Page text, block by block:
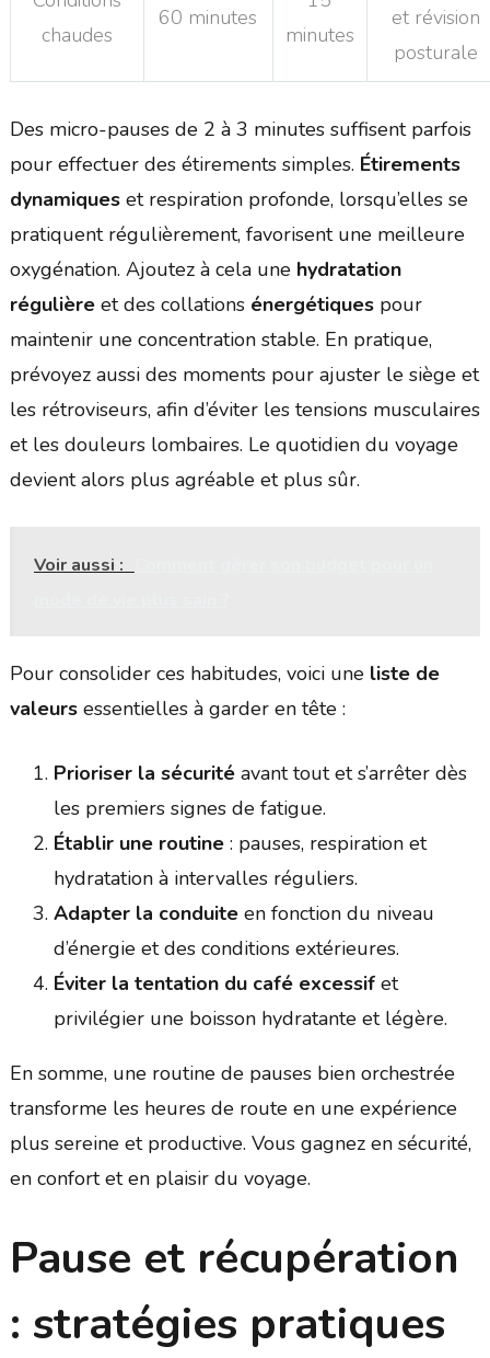
chaudes
60 minutes
minutes
et révision
posturale
Des micro-pauses de 2 à 3 minutes suffisent parfois
pour effectuer des étirements simples. Étirements
dynamiqueset respiration profonde, lorsqu’elles se
pratiquent régulièrement, favorisent une meilleure
oxygénation. Ajoutez à cela une hydratation
régulièreet des collations énergétiquespour
maintenir une concentration stable. En pratique,
prévoyez aussi des moments pour ajuster le siège et
les rétroviseurs, afin d’éviter les tensions musculaires
et les douleurs lombaires. Le quotidien du voyage
devient alors plus agréable et plus sûr.
Voir aussi :
Pour consolider ces habitudes, voici une liste de
valeursessentielles à garder en tête :
Prioriser la sécuritéavant tout et s’arrêter dès
les premiers signes de fatigue.
Établir une routine: pauses, respiration et
hydratation à intervalles réguliers.
Adapter la conduiteen fonction du niveau
d’énergie et des conditions extérieures.
Éviter la tentation du café excessifet
privilégier une boisson hydratante et légère.
En somme, une routine de pauses bien orchestrée
transforme les heures de route en une expérience
plus sereine et productive. Vous gagnez en sécurité,
en confort et en plaisir du voyage.
Pause et récupération
: stratégies pratiques